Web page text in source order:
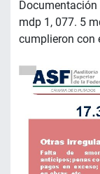
mdp 1, 077. 5
cumplieron con